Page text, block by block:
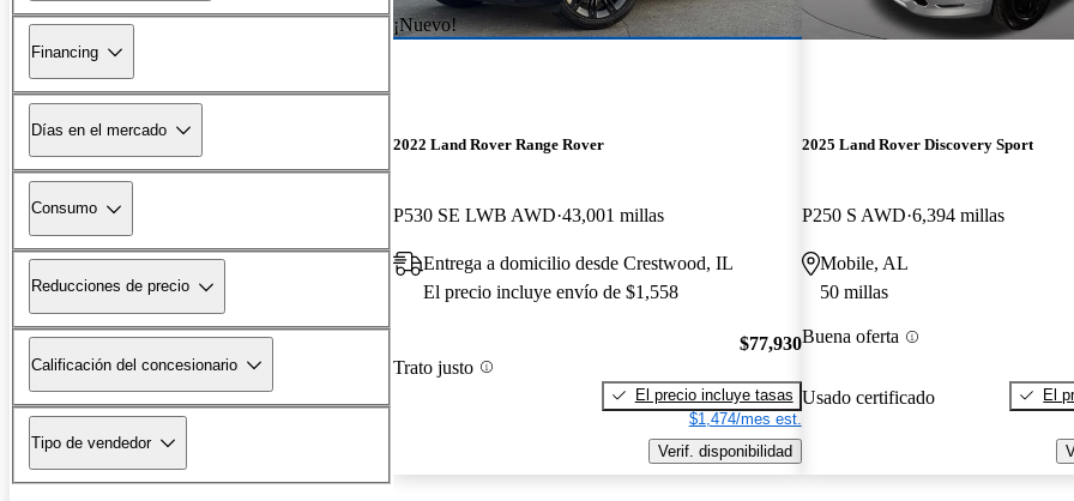
Financing
Días en el mercado
Consumo
Reducciones de precio
Calificación del concesionario
Tipo de vendedor
¡Nuevo!
2022 Land Rover Range Rover
P530 SE LWB AWD 43,001 millas
Entrega a domicilio desde Crestwood, IL
El precio incluye envío de $1,558
Trato justo
$77,930
El precio incluye tasas
$1,474/mes est.
Verif. disponibilidad
2025 Land Rover Discovery Sport
P250 S AWD 6,394 millas
Mobile, AL
50 millas
Buena oferta
Usado certificado
El